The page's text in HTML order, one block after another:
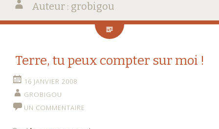
Auteur : grobigou
Terre, tu peux compter sur moi !
16 JANVIER 2008
GROBIGOU
UN COMMENTAIRE